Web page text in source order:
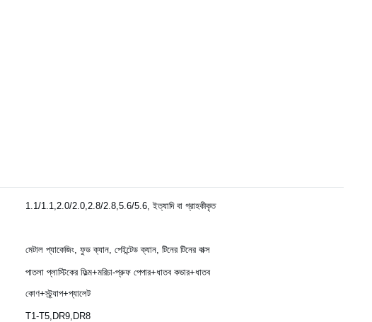
1.1/1.1,2.0/2.0,2.8/2.8,5.6/5.6, ইত্যাদি বা গ্রাহকীকৃত
মেটাল প্যাকেজিং, ফুড ক্যান, পেইন্টেড ক্যান, টিনের টিনের বাক্স
পাতলা প্লাস্টিকের ফিল্ম+মরিচা-প্রুফ পেপার+ধাতব কভার+ধাতব
কোণ+স্ট্র্যাপ+প্যালেট
T1-T5,DR9,DR8